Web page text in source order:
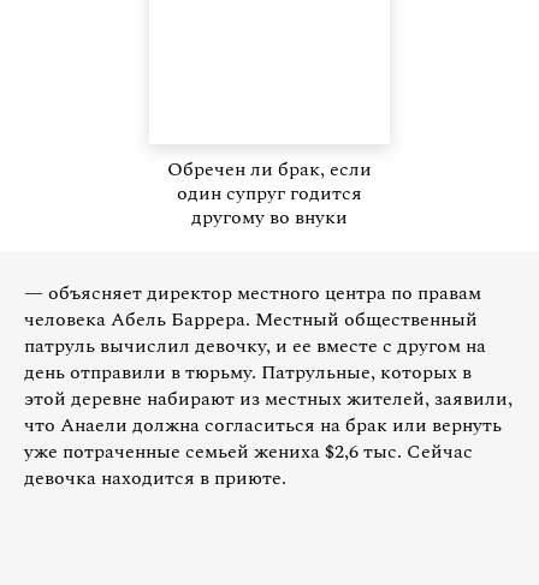
Обречен ли брак, если
один супруг годится
другому во внуки
— объясняет директор местного центра по правам
человека Абель Баррера. Местный общественный
патруль вычислил девочку, и ее вместе с другом на
день отправили в тюрьму. Патрульные, которых в
этой деревне набирают из местных жителей, заявили,
что Анаели должна согласиться на брак или вернуть
уже потраченные семьей жениха $2,6 тыс. Сейчас
девочка находится в приюте.